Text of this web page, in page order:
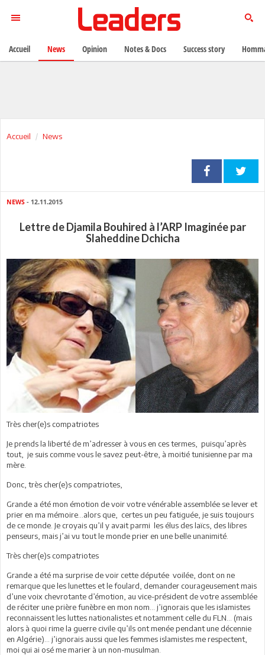
Accueil News
NEWS - 12.11.2015
Lettre de Djamila Bouhired à l’ARP Imaginée par
Slaheddine Dchicha
Très cher(e)s compatriotes
Je prends la liberté de m’adresser à vous en ces termes, puisqu’après
tout, je suis comme vous le savez peut-être, à moitié tunisienne par ma
mère.
Donc, très cher(e)s compatriotes,
Grande a été mon émotion de voir votre vénérable assemblée se lever et
prier en ma mémoire…alors que, certes un peu fatiguée, je suis toujours
de ce monde. Je croyais qu’il y avait parmi les élus des laïcs, des libres
penseurs, mais j’ai vu tout le monde prier en une belle unanimité.
Très cher(e)s compatriotes
Grande a été ma surprise de voir cette députée voilée, dont on ne
remarque que les lunettes et le foulard, demander courageusement mais
d’une voix chevrotante d’émotion, au vice-président de votre assemblée
de réciter une prière funèbre en mon nom… j’ignorais que les islamistes
reconnaissent les luttes nationalistes et notamment celle du FLN… (mais
alors à quoi rime la guerre civile qu’ils ont menée pendant une décennie
en Algérie)… j’ignorais aussi que les femmes islamistes me respectent,
moi qui ai osé me marier à un non-musulman.
Accueil News Opinion Notes & Docs Success story